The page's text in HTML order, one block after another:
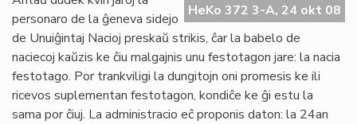
HeKo 372 3-A, 24 okt 08
personaro de la ĝeneva sidejo
de Unuiĝintaj Nacioj preskaŭ strikis, ĉar la babelo de
naciecoj kaŭzis ke ĉiu malgajnis unu festotagon jare: la nacia
festotago. Por trankviligi la dungitojn oni promesis ke ili
ricevos suplementan festotagon, kondiĉe ke ĝi estu la
sama por ĉiuj. La administracio eĉ proponis daton: la 24an